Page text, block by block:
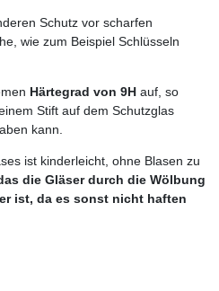
Schutz vor scharfen
wie zum Beispiel Schlüsseln
Härtegrad von 9H auf, so
Stift auf dem Schutzglas
kann.
ist kinderleicht, ohne Blasen zu
die Gläser durch die Wölbung
ist, da es sonst nicht haften